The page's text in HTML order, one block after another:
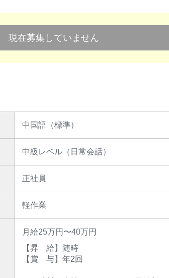
現在募集していません
中国語（標準）
中級レベル（日常会話）
正社員
軽作業
月給25万円〜40万円
【昇 給】随時
【賞 与】年2回